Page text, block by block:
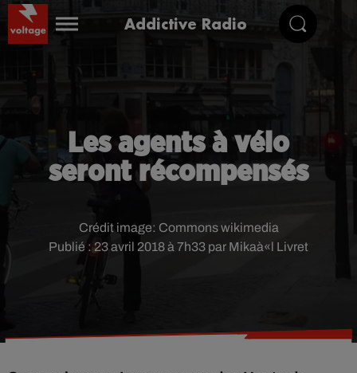
Addictive Radio
Les agents à vélo
seront récompensés
Publié : 23 avril 2018 à 7h33 par Mikaà«l Livret
Crédit image: Commons wikimedia